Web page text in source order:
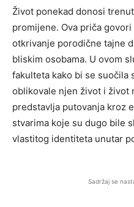
Život ponekad donosi
promijene. Ova priča
otkrivanje porodične tajne
bliskim osobama. U ovom
fakulteta kako bi se suočila
oblikovale njen život i život
predstavlja putovanja kroz
stvarima koje su dugo bile
vlastitog identiteta unutar
Sadržaj se